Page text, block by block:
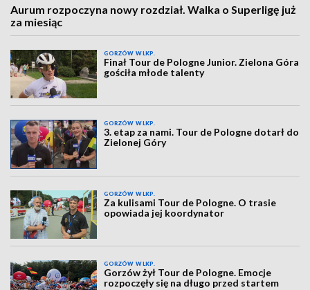
Aurum rozpoczyna nowy rozdział. Walka o Superligę już
za miesiąc
GORZÓW WLKP.
Finał Tour de Pologne Junior. Zielona Góra
gościła młode talenty
GORZÓW WLKP.
3. etap za nami. Tour de Pologne dotarł do
Zielonej Góry
GORZÓW WLKP.
Za kulisami Tour de Pologne. O trasie
opowiada jej koordynator
GORZÓW WLKP.
Gorzów żył Tour de Pologne. Emocje
rozpoczęły się na długo przed startem